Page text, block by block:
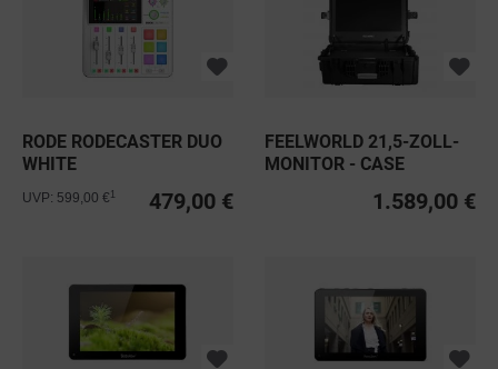
RODE RODECASTER DUO
WHITE
479,00 €
UVP: 599,00 €
FEELWORLD 21,5-ZOLL-
MONITOR - CASE
1.589,00 €